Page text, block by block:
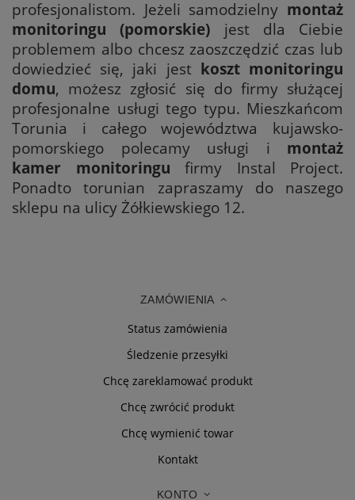
profesjonalistom. Jeżeli samodzielny montaż
monitoringu (pomorskie) jest dla Ciebie
problemem albo chcesz zaoszczędzić czas lub
dowiedzieć się, jaki jest koszt monitoringu
domu, możesz zgłosić się do firmy służącej
profesjonalne usługi tego typu. Mieszkańcom
Torunia i całego województwa kujawsko-
pomorskiego polecamy usługi i montaż
kamer
monitoringu firmy Instal Project.
Ponadto torunian zapraszamy do naszego
sklepu na ulicy Żółkiewskiego 12.
ZAMÓWIENIA
Status zamówienia
Śledzenie przesyłki
Chcę zareklamować produkt
Chcę zwrócić produkt
Chcę wymienić towar
Kontakt
KONTO